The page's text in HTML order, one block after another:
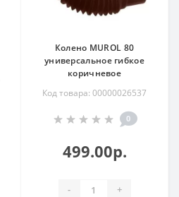
Колено MUROL 80
универсальное гибкое
коричневое
Код товара: 00000026537
0
499.00р.
- +